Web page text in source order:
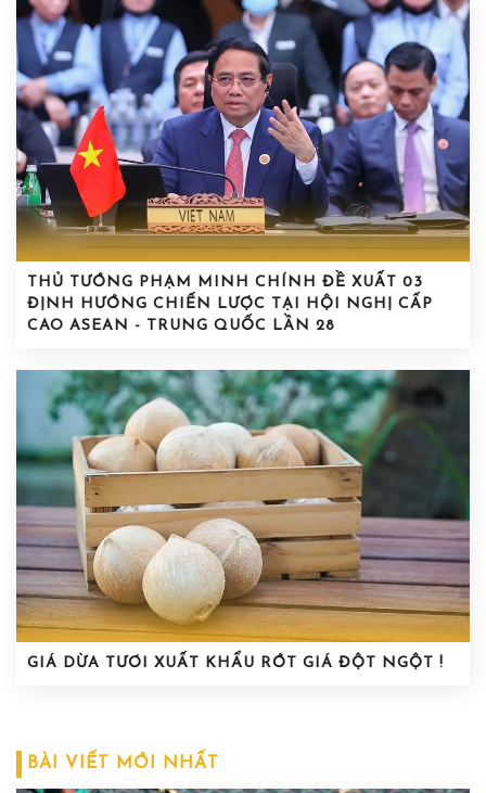
THỦ TƯỚNG PHẠM MINH CHÍNH ĐỀ XUẤT 03
ĐỊNH HƯỚNG CHIẾN LƯỢC TẠI HỘI NGHỊ CẤP
CAO ASEAN - TRUNG QUỐC LẦN 28
GIÁ DỪA TƯƠI XUẤT KHẨU RỚT GIÁ ĐỘT NGỘT !
BÀI VIẾT MỚI NHẤT